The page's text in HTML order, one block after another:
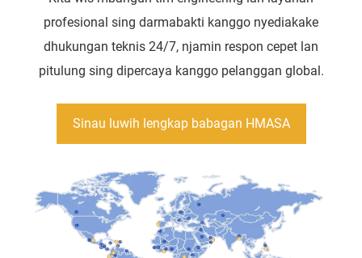
profesional sing darmabakti kanggo nyediakake
dhukungan teknis 24/7, njamin respon cepet lan
pitulung sing dipercaya kanggo pelanggan global.
Sinau luwih lengkap babagan HMASA